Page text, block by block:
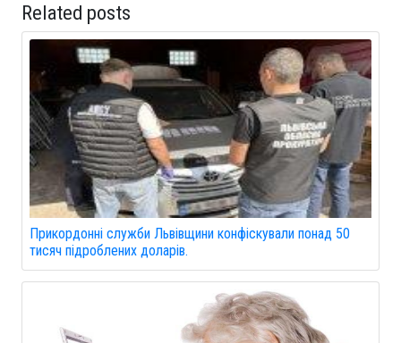
Related posts
Прикордонні служби Львівщини конфіскували понад 50
тисяч підроблених доларів.